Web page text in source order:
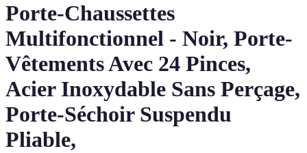
Porte-Chaussettes
Multifonctionnel - Noir, Porte-
Vêtements Avec 24 Pinces,
Acier Inoxydable Sans Perçage,
Porte-Séchoir Suspendu
Pliable,